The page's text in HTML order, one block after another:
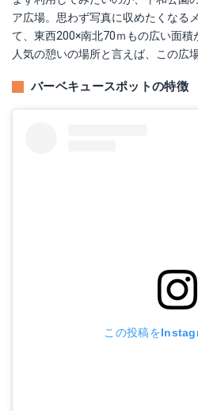
ア広場。思わず写真に収めたくなる
て、東西200×南北70ｍもの広い面積
人気の憩いの場所と言えば、この広場
バーベキュースポットの特徴
この投稿を